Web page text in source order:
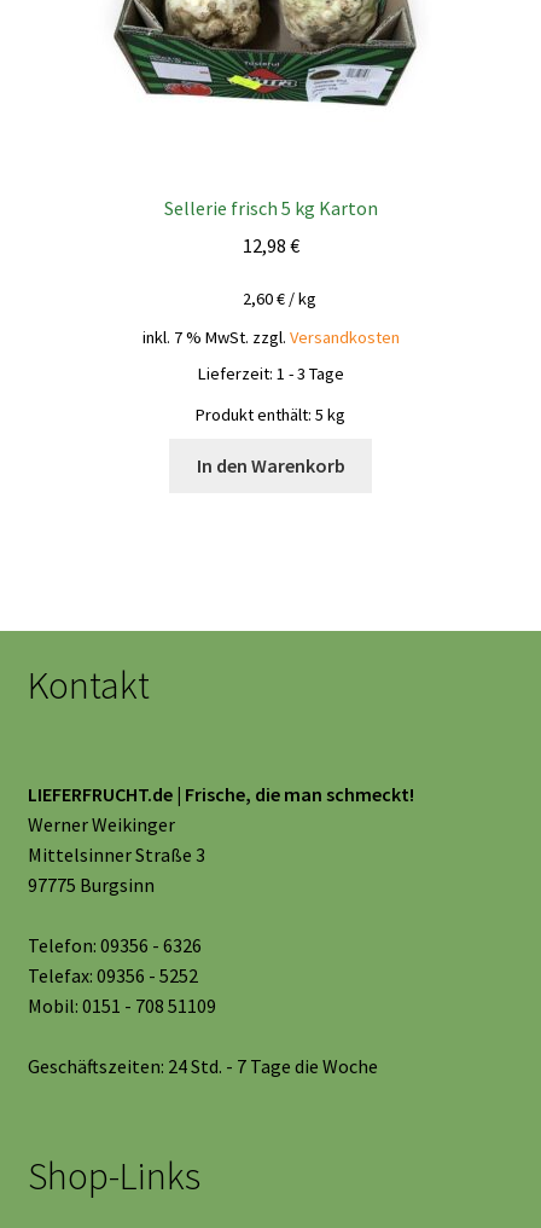
Sellerie frisch 5 kg Karton
12,98 €
2,60€/kg
inkl. 7 % MwSt. zzgl. Versandkosten
Lieferzeit: 1 - 3 Tage
Produkt enthält: 5 kg
In den Warenkorb
Kontakt
LIEFERFRUCHT.de | Frische, die man schmeckt!
Werner Weikinger
Mittelsinner Straße 3
97775 Burgsinn
Telefon: 09356 - 6326
Telefax: 09356 - 5252
Mobil: 0151 - 708 51109
Geschäftszeiten: 24 Std. - 7 Tage die Woche
Shop-Links